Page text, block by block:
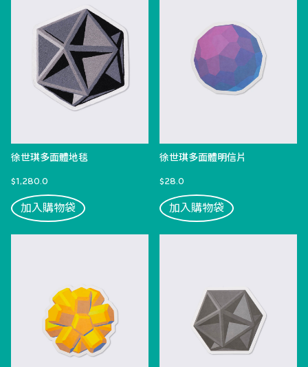
徐世琪多面體地毯
$1,280.0
加入購物袋
徐世琪多面體明信片
$28.0
加入購物袋